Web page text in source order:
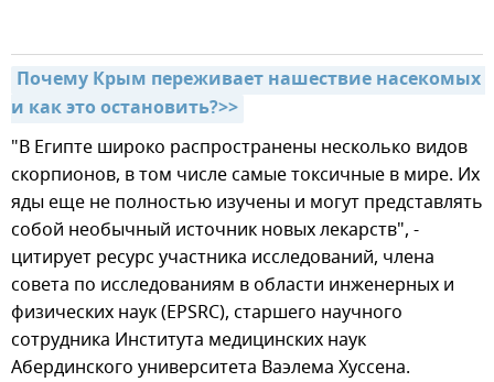
Почему Крым переживает нашествие насекомых
и как это остановить?>>
"В Египте широко распространены несколько видов
скорпионов, в том числе самые токсичные в мире. Их
яды еще не полностью изучены и могут представлять
собой необычный источник новых лекарств", -
цитирует ресурс участника исследований, члена
совета по исследованиям в области инженерных и
физических наук (EPSRC), старшего научного
сотрудника Института медицинских наук
Абердинского университета Ваэлема Хуссена.